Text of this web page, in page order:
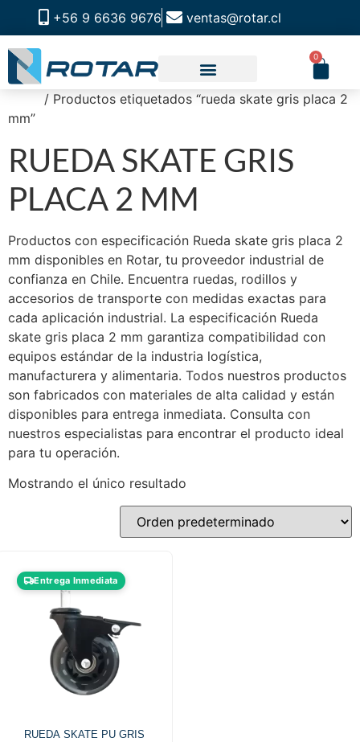
+56 9 6636 9676 ventas@rotar.cl
0
/ Productos etiquetados “rueda skate gris placa 2
mm”
RUEDA SKATE GRIS
PLACA 2 MM
Productos con especificación Rueda skate gris placa 2
mm disponibles en Rotar, tu proveedor industrial de
confianza en Chile. Encuentra ruedas, rodillos y
accesorios de transporte con medidas exactas para
cada aplicación industrial. La especificación Rueda
skate gris placa 2 mm garantiza compatibilidad con
equipos estándar de la industria logística,
manufacturera y alimentaria. Todos nuestros productos
son fabricados con materiales de alta calidad y están
disponibles para entrega inmediata. Consulta con
nuestros especialistas para encontrar el producto ideal
para tu operación.
Mostrando el único resultado
Entrega Inmediata
RUEDA SKATE PU GRIS